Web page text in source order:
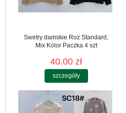
Swetry damskie Roz Standard,
Mix Kolor Paczka 4 szt
40.00 zł
szczegóły